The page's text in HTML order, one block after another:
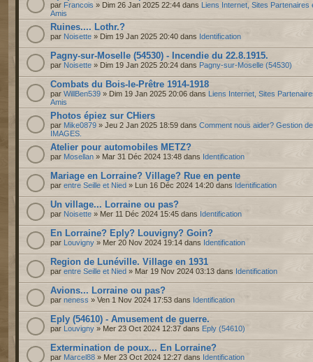
par Francois » Dim 26 Jan 2025 22:44 dans Liens Internet, Sites Partenaires
Amis
Ruines.... Lothr.?
par Noisette » Dim 19 Jan 2025 20:40 dans Identification
Pagny-sur-Moselle (54530) - Incendie du 22.8.1915.
par Noisette » Dim 19 Jan 2025 20:24 dans Pagny-sur-Moselle (54530)
Combats du Bois-le-Prêtre 1914-1918
par WillBen539 » Dim 19 Jan 2025 20:06 dans Liens Internet, Sites
Amis
Photos épiez sur CHiers
par Mike0879 » Jeu 2 Jan 2025 18:59 dans Comment nous aider? Gestion
IMAGES.
Atelier pour automobiles METZ?
par Mosellan » Mar 31 Déc 2024 13:48 dans Identification
Mariage en Lorraine? Village? Rue en pente
par entre Seille et Nied » Lun 16 Déc 2024 14:20 dans Identification
Un village... Lorraine ou pas?
par Noisette » Mer 11 Déc 2024 15:45 dans Identification
En Lorraine? Eply? Louvigny? Goin?
par Louvigny » Mer 20 Nov 2024 19:14 dans Identification
Region de Lunéville. Village en 1931
par entre Seille et Nied » Mar 19 Nov 2024 03:13 dans Identification
Avions... Lorraine ou pas?
par neness » Ven 1 Nov 2024 17:53 dans Identification
Eply (54610) - Amusement de guerre.
par Louvigny » Mer 23 Oct 2024 12:37 dans Eply (54610)
Extermination de poux... En Lorraine?
par Marcel88 » Mer 23 Oct 2024 12:27 dans Identification